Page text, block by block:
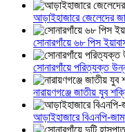
আড়াইহাজারে জেলেদের
সোনারগাঁয়ে ৬৮ পিস
সোনারগাঁয়ে পরিত্যক্ত
নারায়ণগঞ্জে জাতীয় যুব
আড়াইহাজারে বিএনপি-